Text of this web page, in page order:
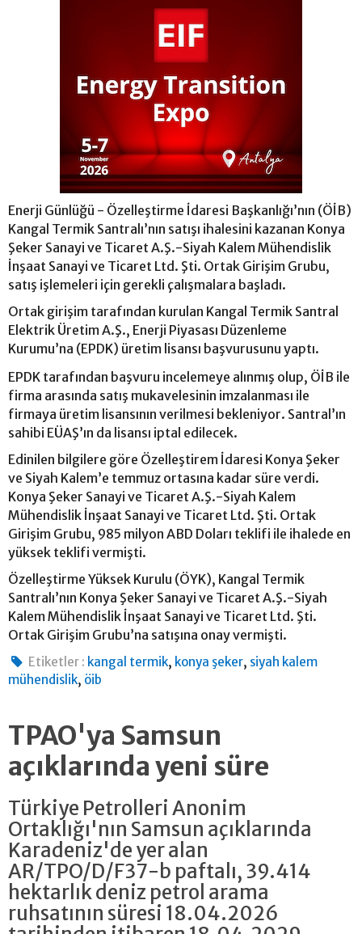
Enerji Günlüğü - Özelleştirme İdaresi Başkanlığı’nın (ÖİB)
Kangal Termik Santralı’nın satışı ihalesini kazanan Konya
Şeker Sanayi ve Ticaret A.Ş.-Siyah Kalem Mühendislik
İnşaat Sanayi ve Ticaret Ltd. Şti. Ortak Girişim Grubu,
satış işlemeleri için gerekli çalışmalara başladı.
Ortak girişim tarafından kurulan Kangal Termik Santral
Elektrik Üretim A.Ş., Enerji Piyasası Düzenleme
Kurumu’na (EPDK) üretim lisansı başvurusunu yaptı.
EPDK tarafından başvuru incelemeye alınmış olup, ÖİB ile
firma arasında satış mukavelesinin imzalanması ile
firmaya üretim lisansının verilmesi bekleniyor. Santral’ın
sahibi EÜAŞ’ın da lisansı iptal edilecek.
Edinilen bilgilere göre Özelleştirem İdaresi Konya Şeker
ve Siyah Kalem’e temmuz ortasına kadar süre verdi.
Konya Şeker Sanayi ve Ticaret A.Ş.-Siyah Kalem
Mühendislik İnşaat Sanayi ve Ticaret Ltd. Şti. Ortak
Girişim Grubu, 985 milyon ABD Doları teklifi ile ihalede en
yüksek teklifi vermişti.
Özelleştirme Yüksek Kurulu (ÖYK), Kangal Termik
Santralı’nın Konya Şeker Sanayi ve Ticaret A.Ş.-Siyah
Kalem Mühendislik İnşaat Sanayi ve Ticaret Ltd. Şti.
Ortak Girişim Grubu’na satışına onay vermişti.
Etiketler : kangal termik, konya şeker, siyah kalem
mühendislik, öib
TPAO'ya Samsun
açıklarında yeni süre
Türkiye Petrolleri Anonim
Ortaklığı'nın Samsun açıklarında
Karadeniz'de yer alan
AR/TPO/D/F37-b paftalı, 39.414
hektarlık deniz petrol arama
ruhsatının süresi 18.04.2026